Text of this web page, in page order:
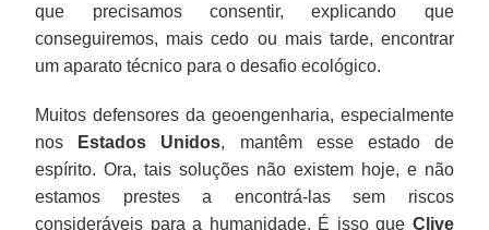
que precisamos consentir, explicando que
conseguiremos, mais cedo ou mais tarde, encontrar
um aparato técnico para o desafio ecológico.
Muitos defensores da geoengenharia, especialmente
nos
Estados Unidos, mantêm esse estado de
espírito. Ora, tais soluções não existem hoje, e não
estamos prestes a encontrá-las sem riscos
consideráveis para a humanidade. É isso que Clive